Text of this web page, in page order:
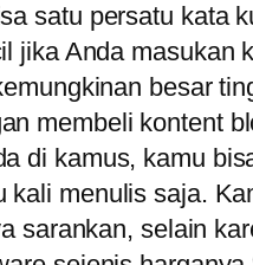
satu persatu kata
jika Anda
besar
membeli kontent
di kamus, kamu
kali menulis saja.
sarankan, selain